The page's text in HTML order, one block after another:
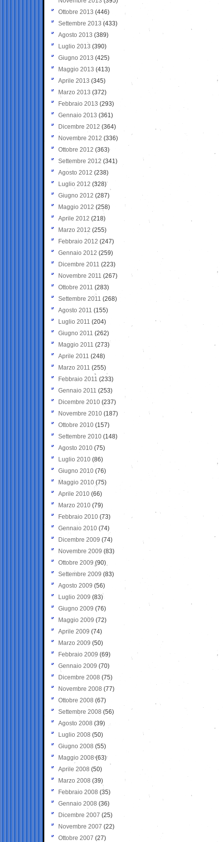
Ottobre 2013 (446)
Settembre 2013 (433)
Agosto 2013 (389)
Luglio 2013 (390)
Giugno 2013 (425)
Maggio 2013 (413)
Aprile 2013 (345)
Marzo 2013 (372)
Febbraio 2013 (293)
Gennaio 2013 (361)
Dicembre 2012 (364)
Novembre 2012 (336)
Ottobre 2012 (363)
Settembre 2012 (341)
Agosto 2012 (238)
Luglio 2012 (328)
Giugno 2012 (287)
Maggio 2012 (258)
Aprile 2012 (218)
Marzo 2012 (255)
Febbraio 2012 (247)
Gennaio 2012 (259)
Dicembre 2011 (223)
Novembre 2011 (267)
Ottobre 2011 (283)
Settembre 2011 (268)
Agosto 2011 (155)
Luglio 2011 (204)
Giugno 2011 (262)
Maggio 2011 (273)
Aprile 2011 (248)
Marzo 2011 (255)
Febbraio 2011 (233)
Gennaio 2011 (253)
Dicembre 2010 (237)
Novembre 2010 (187)
Ottobre 2010 (157)
Settembre 2010 (148)
Agosto 2010 (75)
Luglio 2010 (86)
Giugno 2010 (76)
Maggio 2010 (75)
Aprile 2010 (66)
Marzo 2010 (79)
Febbraio 2010 (73)
Gennaio 2010 (74)
Dicembre 2009 (74)
Novembre 2009 (83)
Ottobre 2009 (90)
Settembre 2009 (83)
Agosto 2009 (56)
Luglio 2009 (83)
Giugno 2009 (76)
Maggio 2009 (72)
Aprile 2009 (74)
Marzo 2009 (50)
Febbraio 2009 (69)
Gennaio 2009 (70)
Dicembre 2008 (75)
Novembre 2008 (77)
Ottobre 2008 (67)
Settembre 2008 (56)
Agosto 2008 (39)
Luglio 2008 (50)
Giugno 2008 (55)
Maggio 2008(63)
Aprile 2008 (50)
Marzo 2008 (39)
Febbraio 2008 (35)
Gennaio 2008 (36)
Dicembre 2007 (25)
Novembre 2007 (22)
Ottobre 2007 (27)